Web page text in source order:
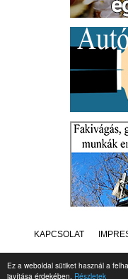
Ez a weboldal sütiket használ a
javítása érdekében. Részletek
KAPCSOLAT